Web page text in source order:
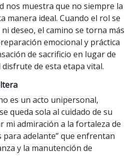
nos muestra que no siempre la
manera ideal. Cuando el rol se
deseo, el camino se torna más
emocional y práctica
de sacrificio en lugar de
de esta etapa vital.
es un acto unipersonal,
queda sola al cuidado de su
mi admiración a la fortaleza de
para adelante” que enfrentan
y la manutención de